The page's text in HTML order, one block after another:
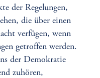
der Regelungen,
die über einen
verfügen, wenn
getroffen werden.
der Demokratie
zuhören,